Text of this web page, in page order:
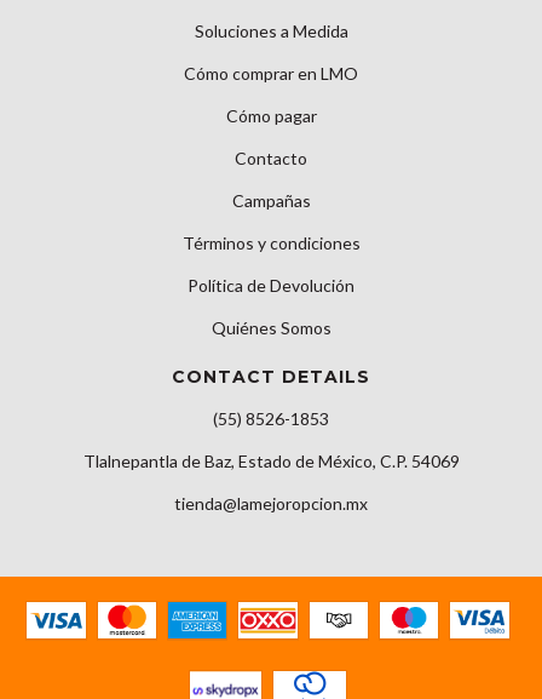
Soluciones a Medida
Cómo comprar en LMO
Cómo pagar
Contacto
Campañas
Términos y condiciones
Política de Devolución
Quiénes Somos
CONTACT DETAILS
(55) 8526-1853
Tlalnepantla de Baz, Estado de México, C.P. 54069
tienda@lamejoropcion.mx